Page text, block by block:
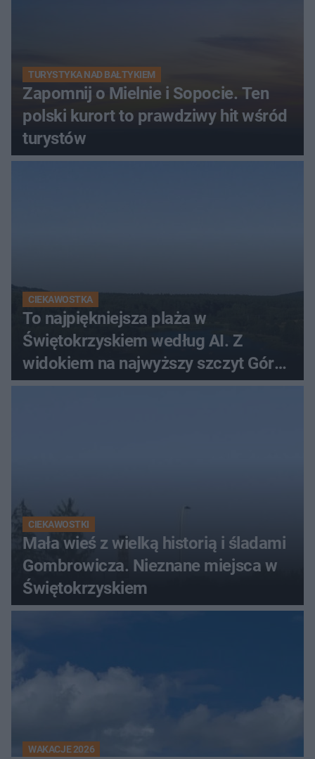
TURYSTYKA NAD BAŁTYKIEM
Zapomnij o Mielnie i Sopocie. Ten
polski kurort to prawdziwy hit wśród
turystów
CIEKAWOSTKA
To najpiękniejsza plaża w
Świętokrzyskiem według AI. Z
widokiem na najwyższy szczyt Gór
Świętokrzyskich
CIEKAWOSTKI
Mała wieś z wielką historią i śladami
Gombrowicza. Nieznane miejsca w
Świętokrzyskiem
WAKACJE 2026